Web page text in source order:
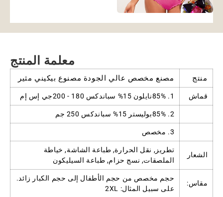
معلمة المنتج
منتج مصنع مخصص عالي الجودة مصنوع بيكيني مثير
قماش 1. 85%نايلون 15% سباندكس 180 - 200جي إس إم
2. 85%بوليستر 15% سباندكس 250 جم
3. مخصص
الشعار
تطريز, نقل الحرارة, طباعة الشاشة, خياطة
الملصقات, نسج حزام, طباعة السيليكون
مقاس:
حجم مخصص من حجم الأطفال إلى حجم الكبار زائد.
على سبيل المثال: 2XL